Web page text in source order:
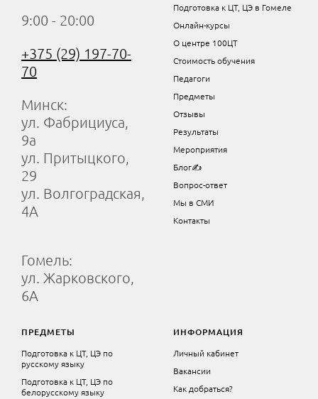
9:00 - 20:00
+375 (29) 197-70-
70
Минск:
ул. Фабрициуса,
9а
ул. Притыцкого,
29
ул. Волгоградская,
4А
Гомель:
ул. Жарковского,
6А
Подготовка к ЦТ, ЦЭ в Гомеле
Онлайн-курсы
О центре 100ЦТ
Стоимость обучения
Педагоги
Предметы
Отзывы
Результаты
Мероприятия
Блог✍
Вопрос-ответ
Мы в СМИ
Контакты
ПРЕДМЕТЫ
Подготовка к ЦТ, ЦЭ по
русскому языку
Подготовка к ЦТ, ЦЭ по
белорусскому языку
ИНФОРМАЦИЯ
Личный кабинет
Вакансии
Как добраться?